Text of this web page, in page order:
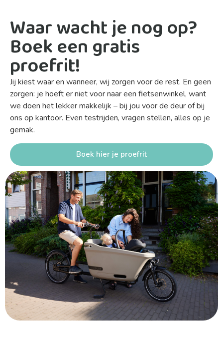
Waar wacht je nog op?
Boek een gratis
proefrit!
Jij kiest waar en wanneer, wij zorgen voor de rest. En geen
zorgen: je hoeft er niet voor naar een fietsenwinkel, want
we doen het lekker makkelijk – bij jou voor de deur of bij
ons op kantoor. Even testrijden, vragen stellen, alles op je
gemak.
Boek hier je proefrit